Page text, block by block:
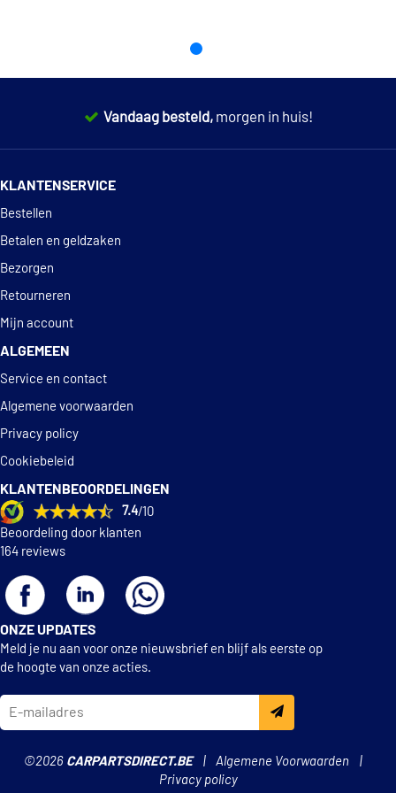
Vandaag besteld, morgen in huis!
KLANTENSERVICE
Bestellen
Betalen en geldzaken
Bezorgen
Retourneren
Mijn account
ALGEMEEN
Service en contact
Algemene voorwaarden
Privacy policy
Cookiebeleid
KLANTENBEOORDELINGEN
7.4/10
Beoordeling door klanten
164 reviews
ONZE UPDATES
Meld je nu aan voor onze nieuwsbrief en blijf als eerste op
de hoogte van onze acties.
©2026 CARPARTSDIRECT.BE
Algemene Voorwaarden
Privacy policy